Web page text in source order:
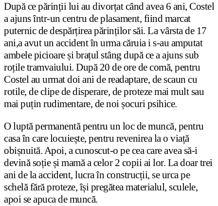
După ce părinții lui au divorțat când avea 6 ani, Costel
a ajuns într-un centru de plasament, fiind marcat
puternic de despărțirea părinților săi. La vârsta de 17
ani,a avut un accident în urma căruia i s-au amputat
ambele picioare și brațul stâng după ce a ajuns sub
roțile tramvaiului. După 20 de ore de comă, pentru
Costel au urmat doi ani de readaptare, de scaun cu
rotile, de clipe de disperare, de proteze mai mult sau
mai puțin rudimentare, de noi șocuri psihice.
O luptă permanentă pentru un loc de muncă, pentru
casa în care locuiește, pentru revenirea la o viață
obișnuită. Apoi, a cunoscut-o pe cea care avea să-i
devină soție și mamă a celor 2 copii ai lor. La doar trei
ani de la accident, lucra în construcții, se urca pe
schelă fără proteze, își pregătea materialul, sculele,
apoi se apuca de muncă.